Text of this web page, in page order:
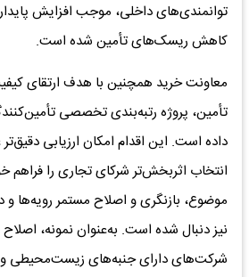
توانمندی‌های داخلی، موجب افزایش
کاهش ریسک‌های تأمین شده است.
معاونت خرید همچنین با هدف ارتقای
تأمین، پروژه رتبه‌بندی تخصصی
داده است. این اقدام امکان ارزیابی
انتخاب اثربخش‌تر شرکای تجاری را فراهم
موضوع، بازنگری و اصلاح مستمر رویه‌ها و
نیز دنبال شده است. به‌عنوان نمونه، اصلاح
شرکت‌های دارای جنبه‌های زیست‌محیطی و